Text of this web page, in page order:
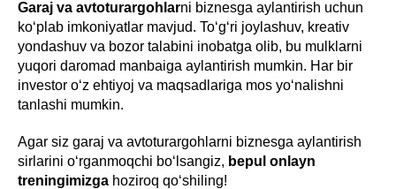
Garaj va avtoturargohlarni biznesga aylantirish uchun
ko‘plab imkoniyatlar mavjud. To‘g‘ri joylashuv, kreativ
yondashuv va bozor talabini inobatga olib, bu mulklarni
yuqori daromad manbaiga aylantirish mumkin. Har bir
investor o‘z ehtiyoj va maqsadlariga mos yo‘nalishni
tanlashi mumkin.
Agar siz garaj va avtoturargohlarni biznesga aylantirish
sirlarini o‘rganmoqchi bo‘lsangiz, bepul onlayn
treningimizga hoziroq qo‘shiling!